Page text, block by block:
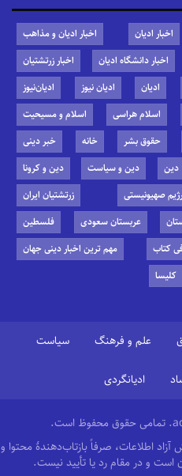
اخبار ادیان
اخبار ادیان و مذاهب
اخبار دانشگاه ادیان
اخبار زرتشتیان
ادیان ادیان نیوز
ادیان‌نیوز
اسلام هراسی
اسلام و مسیحیت
حقوق بشر خانه
خبر دینی
دین دین و سیاست
دین و کرونا
رژیم صهیونیستی
زرتشتیان ایران
عربستان سعودی
فلسطین
کتاب
مهم ترین اخبار دینی جهان
کلیسا
علم و فرهنگ سیاست
ادیانگردی
اطلاعات، صرفاً بازتاب‌دهندهٔ محتوا و
است و در مقام رد یا تأیید نیست.